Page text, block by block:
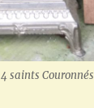
saints Couronnés